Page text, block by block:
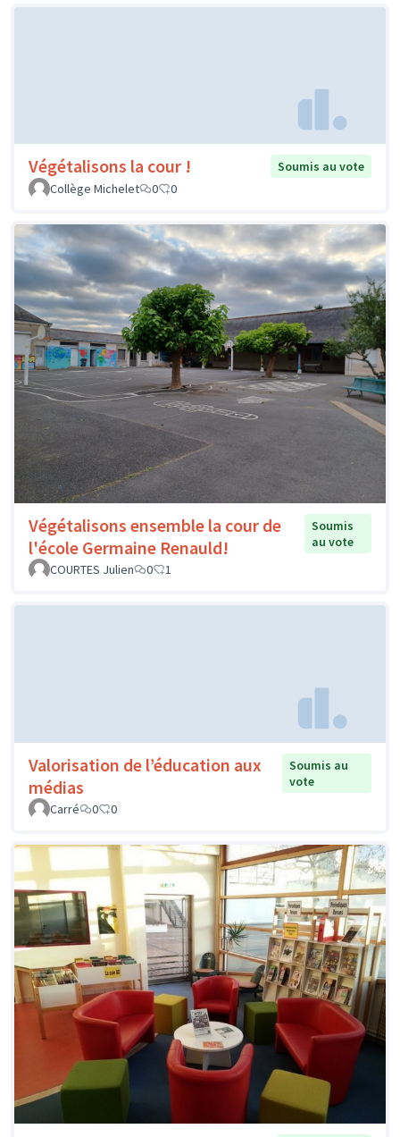
Végétalisons la cour !
Soumis au vote
Collège Michelet
0 0
Végétalisons ensemble la cour de
l'école Germaine Renauld!
Soumis
au vote
COURTES Julien
0 1
Valorisation de l’éducation aux
médias
Soumis au
vote
Carré
0 0